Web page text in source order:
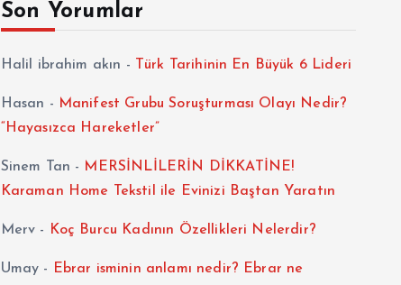
Son Yorumlar
Halil ibrahim akın - Türk Tarihinin En Büyük 6 Lideri
Hasan - Manifest Grubu Soruşturması Olayı Nedir?
“Hayasızca Hareketler”
Sinem Tan - MERSİNLİLERİN DİKKATİNE!
Karaman Home Tekstil ile Evinizi Baştan Yaratın
Merv - Koç Burcu Kadının Özellikleri Nelerdir?
Umay -
Ebrar isminin anlamı nedir? Ebrar ne